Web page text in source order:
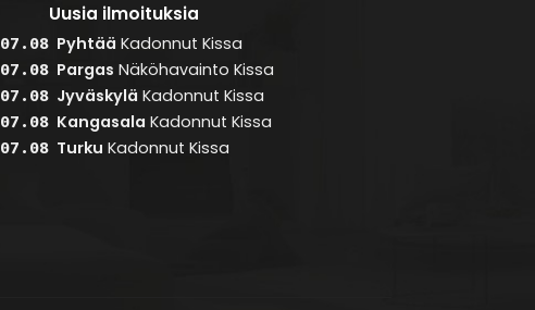
Uusia ilmoituksia
07.08 Pyhtää Kadonnut Kissa
07.08 Pargas Näköhavainto Kissa
07.08 Jyväskylä Kadonnut Kissa
07.08 Kangasala Kadonnut Kissa
07.08 Turku Kadonnut Kissa